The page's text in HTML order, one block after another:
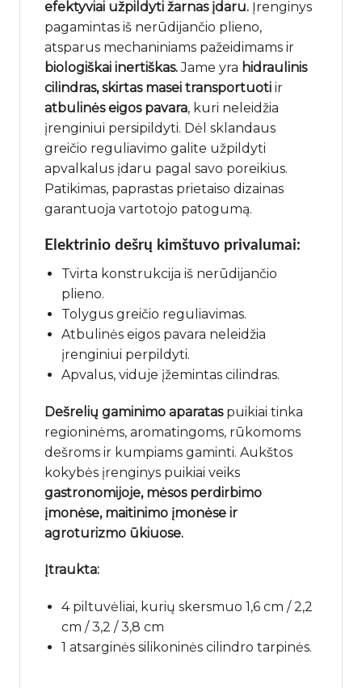
efektyviai užpildyti žarnas įdaru. Įrenginys
pagamintas iš nerūdijančio plieno,
atsparus mechaniniams pažeidimams ir
biologiškai inertiškas.Jame yra hidraulinis
cilindras, skirtas masei transportuoti ir
atbulinės eigos pavara, kuri neleidžia
įrenginiui persipildyti. Dėl sklandaus
greičio reguliavimo galite užpildyti
apvalkalus įdaru pagal savo poreikius.
Patikimas, paprastas prietaiso dizainas
garantuoja vartotojo patogumą.
Elektrinio dešrų kimštuvo privalumai:
Tvirta konstrukcija iš nerūdijančio
plieno.
Tolygus greičio reguliavimas.
Atbulinės eigos pavara neleidžia
įrenginiui perpildyti.
Apvalus, viduje įžemintas cilindras.
Dešrelių gaminimo aparatas puikiai tinka
regioninėms, aromatingoms, rūkomoms
dešroms ir kumpiams gaminti. Aukštos
kokybės įrenginys puikiai veiks
gastronomijoje, mėsos perdirbimo
įmonėse, maitinimo įmonėse ir
agroturizmo ūkiuose.
Įtraukta:
4 piltuvėliai, kurių skersmuo 1,6 cm / 2,2
cm / 3,2 / 3,8 cm
1 atsarginės silikoninės cilindro tarpinės.